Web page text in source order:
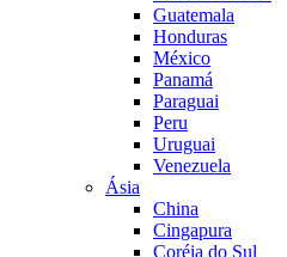
Guatemala
Honduras
México
Panamá
Paraguai
Peru
Uruguai
Venezuela
Ásia
China
Cingapura
Coréia do Sul